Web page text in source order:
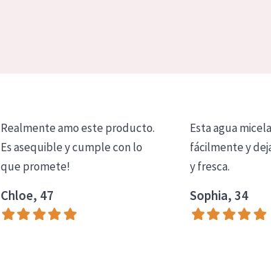
Realmente amo este producto.
Es asequible y cumple con lo
que promete!
Chloe, 47
Esta agua
fácilmente y
y fresca.
Sophia, 34